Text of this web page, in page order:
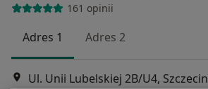
161 opinii
Adres 1 Adres 2
Ul. Unii Lubelskiej 2B/U4, Szczecin